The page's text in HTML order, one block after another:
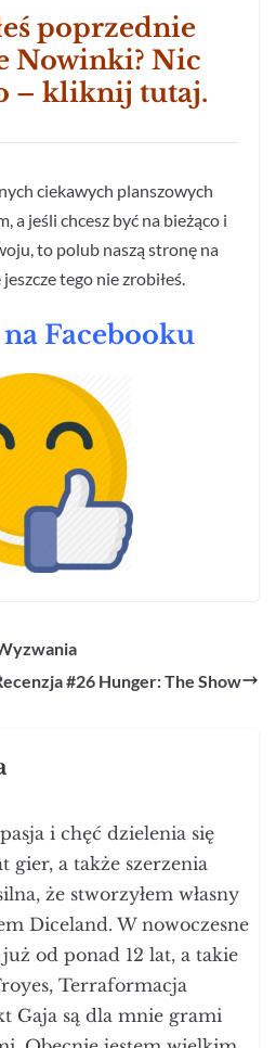
poprzednie
Nowinki? Nic
– kliknij tutaj.
ciekawych planszowych
a jeśli chcesz być na bieżąco i
to polub naszą stronę na
tego nie zrobiłeś.
Facebooku
#26 Hunger: The Show
i chęć dzielenia się
gier, a także szerzenia
że stworzyłem własny
Diceland. W nowoczesne
od ponad 12 lat, a takie
Terraformacja
Gaja są dla mnie grami